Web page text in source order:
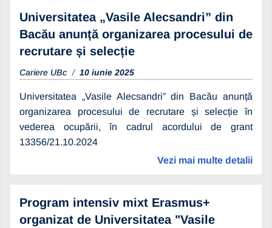
Universitatea „Vasile Alecsandri” din
Bacău anunță organizarea procesului de
recrutare și selecție
Cariere UBc 10 iunie 2025
Universitatea „Vasile Alecsandri” din Bacău anunță
organizarea procesului de recrutare și selecție în
vederea ocupării, în cadrul acordului de grant
13356/21.10.2024
Vezi mai multe detalii
Program intensiv mixt Erasmus+
organizat de Universitatea "Vasile